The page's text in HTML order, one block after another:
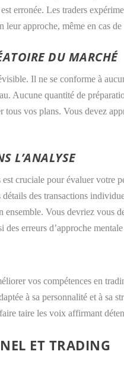
erronée. Les traders
approche, même en cas de
DU MARCHÉ
Il ne se conforme à
Aucune quantité de
tous vos plans. Vous devez
L’ANALYSE
cruciale pour évaluer votre
des transactions
ensemble. Vous devriez vous
erreurs d’approche
vos compétences en
à sa personnalité et à
taire les voix affirmant
ET TRADING